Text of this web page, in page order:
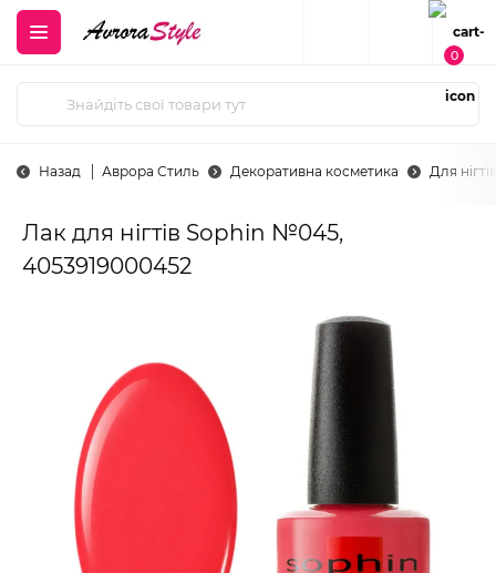
0
Назад Аврора Стиль Декоративна косметика Для нігтів
Лак для нігтів Sophin №045,
4053919000452